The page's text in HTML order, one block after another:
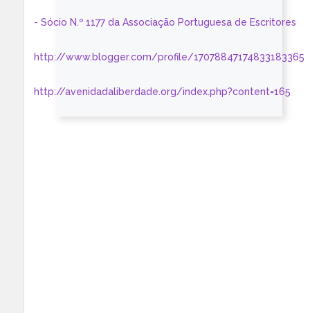
- Sócio N.º 1177 da Associação Portuguesa de Escritores
http://www.blogger.com/profile/17078847174833183365
http://avenidadaliberdade.org/index.php?content=165